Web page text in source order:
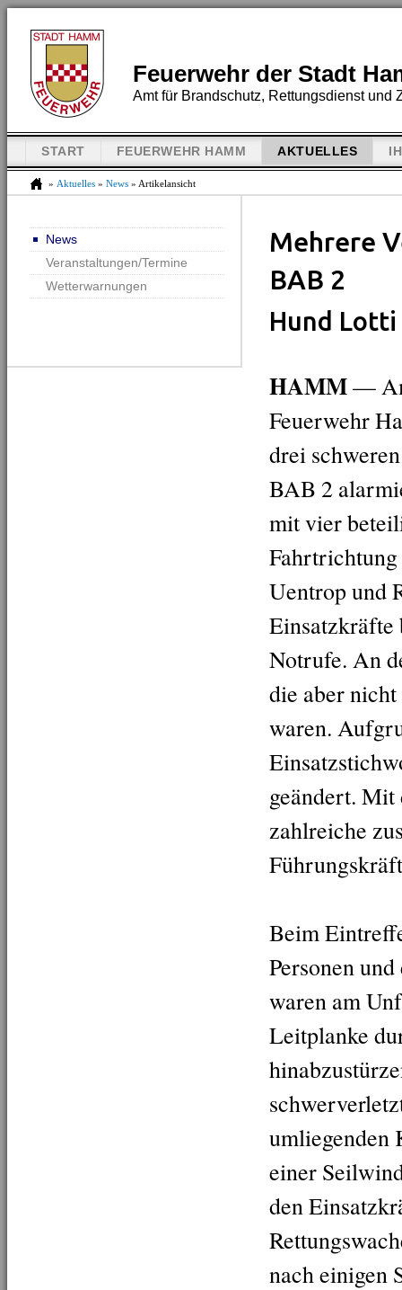
Feuerwehr der Stadt
Amt für Brandschutz, Rettungsdienst und
START FEUERWEHR HAMM AKTUELLES
» Aktuelles » News » Artikelansicht
News
Veranstaltungen/Termine
Wetterwarnungen
Mehrere
BAB 2
Hund
HAMM—
Feuerwehr
drei
BAB 2
mit vier
Fahrtrichtung
Uentrop und
Einsatzkräfte
Notrufe. An
die aber
waren.
geändert.
zahlreiche
Beim
Personen
waren am
Leitplanke
umliegenden
einer
den
nach einigen